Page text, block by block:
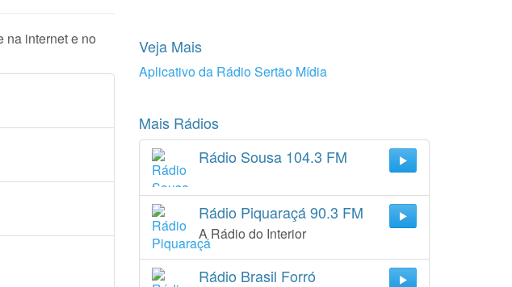
na internet e no
Veja Mais
Aplicativo da Rádio Sertão Mídia
Mais Rádios
Rádio Sousa 104.3 FM
Rádio Piquaraçá 90.3 FM
A Rádio do Interior
Rádio Brasil Forró